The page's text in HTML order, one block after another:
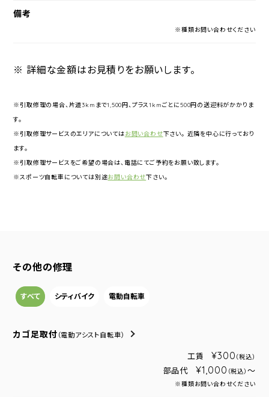
備考
※種類お問い合わせください
※ 詳細な金額はお見積りをお願いします。
※引取修理の場合、片道3kmまで1,500円、プラス1kmごとに500円の送迎料がかかりま
す。
※引取修理サービスのエリアについてはお問い合わせ下さい。 近隣を中心に行っており
ます。
※引取修理サービスをご希望の場合は、電話にてご予約をお願い致します。
※スポーツ自転車については別途お問い合わせ下さい。
その他の修理
すべて シティバイク 電動自転車
カゴ足取付 （電動アシスト自転車）
工賃 ¥300 （税込）
部品代 ¥1,000 （税込） ～
※種類お問い合わせください